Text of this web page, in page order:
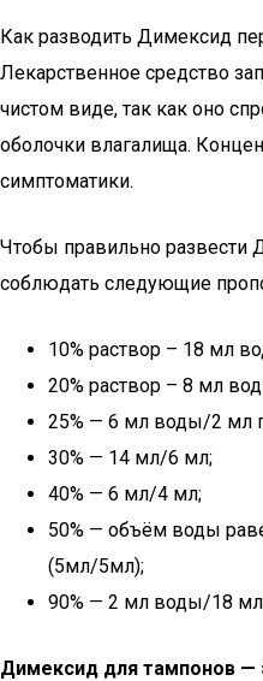
Как разводить Димексид
Лекарственное средство
чистом виде, так как оно
оболочки влагалища.
симптоматики.
Чтобы правильно развести
соблюдать следующие
10% раствор – 18 мл
20% раствор – 8 мл
25% — 6 мл воды/2 мл
30% — 14 мл/6 мл;
40% — 6 мл/4 мл;
50% — объём воды
(5мл/5мл);
90% — 2 мл воды/18 мл
Димексид для тампонов —